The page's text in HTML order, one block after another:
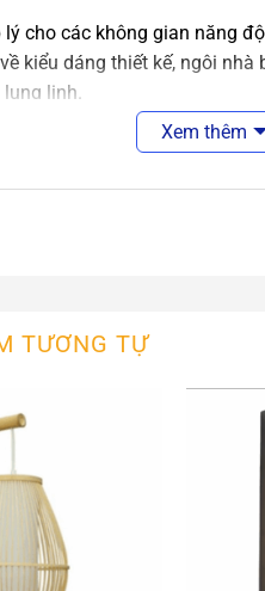
cho các không gian năng
kiểu dáng thiết kế, ngôi
linh.
cafe, nhà hàng, nhà ở cực
thiết kế sản xuất mẫu đèn
khách hàng gọi
Xem thêm
TƯƠNG TỰ